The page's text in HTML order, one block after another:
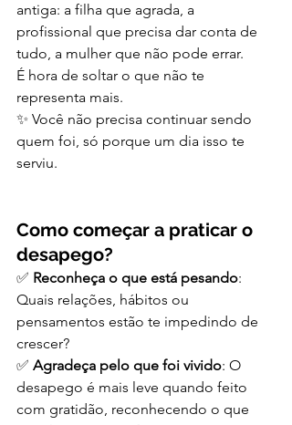
antiga: a filha que agrada, a
profissional que precisa dar conta de
tudo, a mulher que não pode errar.
É hora de soltar o que não te
representa mais.
✨ Você não precisa continuar sendo
quem foi, só porque um dia isso te
serviu.
Como começar a praticar o
desapego?
✅ Reconheça o que está pesando:
Quais relações, hábitos ou
pensamentos estão te impedindo de
crescer?
✅ Agradeça pelo que foi vivido: O
desapego é mais leve quando feito
com gratidão, reconhecendo o que